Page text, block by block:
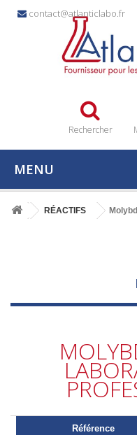
contact@atlanticlabo.fr
Rechercher
MENU
RÉACTIFS
Référence